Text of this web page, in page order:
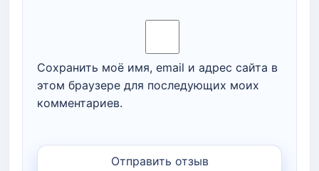
Сохранить моё имя, email и адрес сайта в
этом браузере для последующих моих
комментариев.